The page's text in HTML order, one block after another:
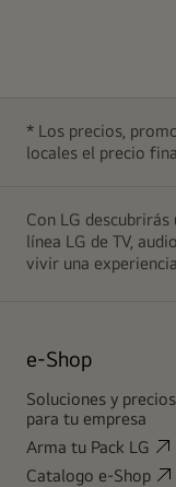
* Los precios,
locales el precio
Con LG
línea LG de TV,
vivir una
e-Shop
Soluciones y
para tu empresa
Arma tu Pack LG
Catalogo e-Shop